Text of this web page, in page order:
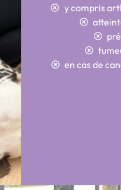
y compris
en cas de